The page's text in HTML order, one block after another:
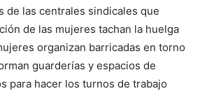
de las centrales sindicales que
de las mujeres tachan la huelga
organizan barricadas en torno
guarderías y espacios de
para hacer los turnos de trabajo